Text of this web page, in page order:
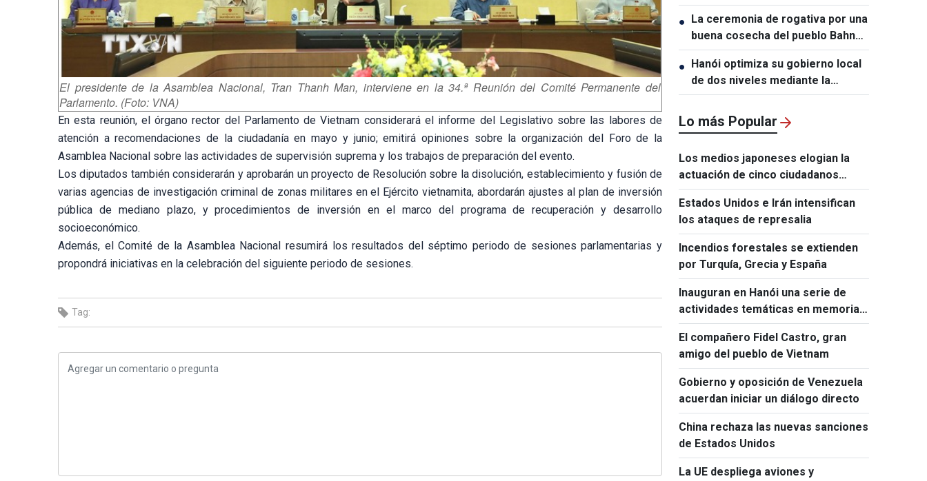
El presidente de la Asamblea Nacional, Tran Thanh Man, interviene en la 34.ª Reunión del Comité Permanente del
Parlamento. (Foto: VNA)
En esta reunión, el órgano rector del Parlamento de Vietnam considerará el informe del Legislativo sobre las labores de
atención a recomendaciones de la ciudadanía en mayo y junio; emitirá opiniones sobre la organización del Foro de la
Asamblea Nacional sobre las actividades de supervisión suprema y los trabajos de preparación del evento.
Los diputados también considerarán y aprobarán un proyecto de Resolución sobre la disolución, establecimiento y fusión de
varias agencias de investigación criminal de zonas militares en el Ejército vietnamita, abordarán ajustes al plan de inversión
pública de mediano plazo, y procedimientos de inversión en el marco del programa de recuperación y desarrollo
socioeconómico.
Además, el Comité de la Asamblea Nacional resumirá los resultados del séptimo periodo de sesiones parlamentarias y
propondrá iniciativas en la celebración del siguiente periodo de sesiones.
Tag:
Pacífico de Estados Unidos
● La ceremonia de rogativa por una
buena cosecha del pueblo Bahnar
expresa el anhelo de prosperidad
y paz
● Hanói optimiza su gobierno local
de dos niveles mediante la
transformación digital
Lo más Popular
Los medios japoneses elogian la
actuación de cinco ciudadanos
vietnamitas tras el terremoto de
Kumamoto
Estados Unidos e Irán intensifican
los ataques de represalia
Incendios forestales se extienden
por Turquía, Grecia y España
Inauguran en Hanói una serie de
actividades temáticas en memoria
de Ho Chi Minh y Fidel Castro
El compañero Fidel Castro, gran
amigo del pueblo de Vietnam
Gobierno y oposición de Venezuela
acuerdan iniciar un diálogo directo
China rechaza las nuevas sanciones
de Estados Unidos
La UE despliega aviones y